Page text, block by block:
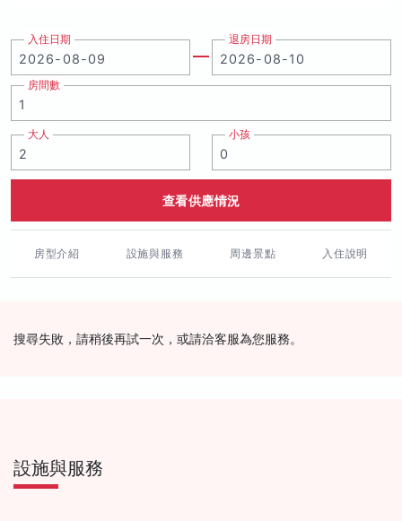
入住日期 退房日期
房間數
大人 小孩
查看供應情況
房型介紹 設施與服務 周邊景點 入住說明
搜尋失敗，請稍後再試一次，或請洽客服為您服務。
設施與服務